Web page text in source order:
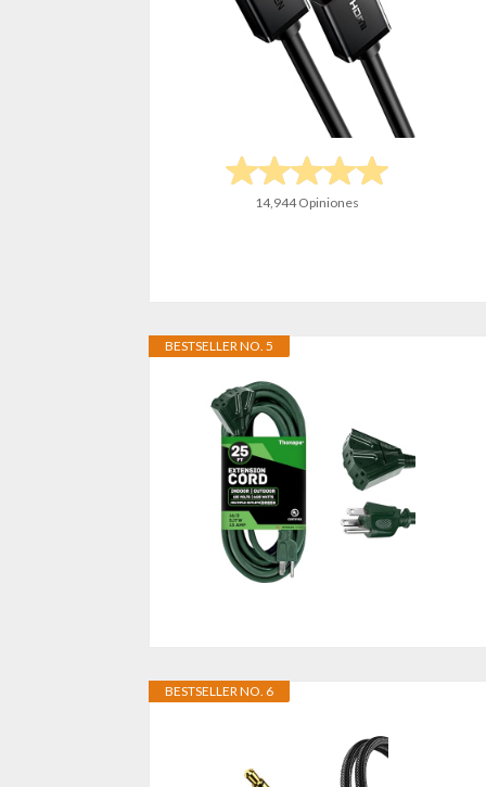
14,944 Opiniones
BESTSELLER NO. 5
BESTSELLER NO. 6